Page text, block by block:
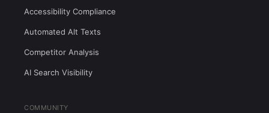
Accessibility Compliance
Automated Alt Texts
Competitor Analysis
AI Search Visibility
COMMUNITY